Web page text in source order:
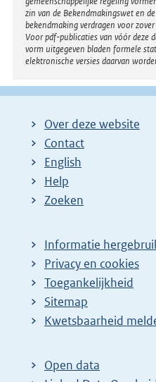
zin van de Bekendmakingswet en
bekendmaking verdragen voor
Voor pdf-publicaties van vóór deze
vorm uitgegeven bladen formele
elektronische versies daarvan
Over deze website
Contact
English
Help
Zoeken
Informatie
Privacy en cookies
Toegankelijkheid
Sitemap
E
t
e
Kwetsbaarheid
Open data